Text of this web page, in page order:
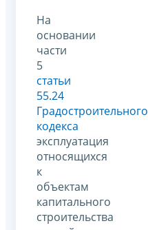
На
основании
части
5
статьи
55.24
Градостроительного
кодекса
эксплуатация
относящихся
к
объектам
капитального
строительства